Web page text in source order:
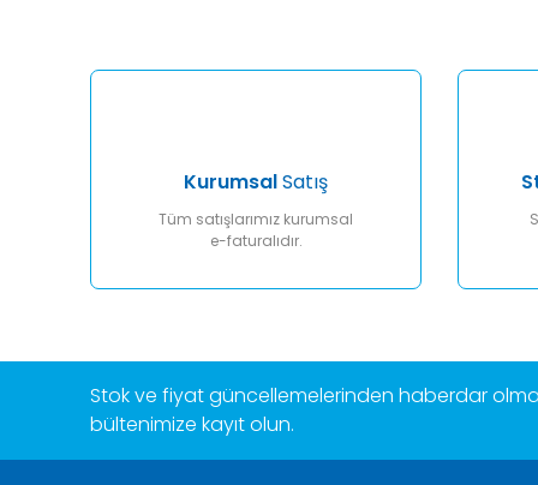
Ürün bilgilerinde hatalar bulunuyor.
KurumsalSatış
Tüm satışlarımız kurumsal
e-faturalıdır.
Stok ve fiyat güncellemelerinden haberdar
bültenimize kayıt olun.